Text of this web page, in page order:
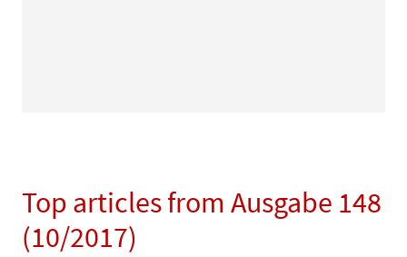
Top articles from Ausgabe 148
(10/2017)